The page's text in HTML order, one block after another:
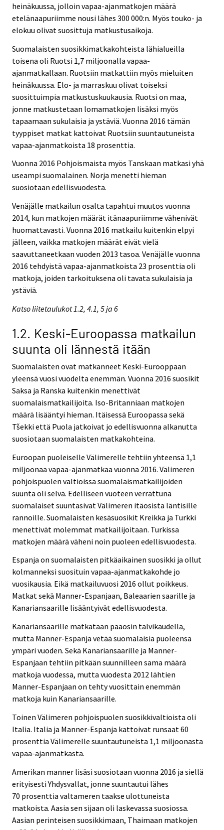
heinäkuussa, jolloin vapaa-ajanmatkojen määrä
etelänaapuriimme nousi lähes 300 000:n. Myös touko- ja
elokuu olivat suosittuja matkustusaikoja.
Suomalaisten suosikkimatkakohteista lähialueilla
toisena oli Ruotsi 1,7 miljoonalla vapaa-
ajanmatkallaan. Ruotsiin matkattiin myös mieluiten
heinäkuussa. Elo- ja marraskuu olivat toiseksi
suosittuimpia matkustuskuukausia. Ruotsi on maa,
jonne matkustetaan lomamatkojen lisäksi myös
tapaamaan sukulaisia ja ystäviä. Vuonna 2016 tämän
tyyppiset matkat kattoivat Ruotsiin suuntautuneista
vapaa-ajanmatkoista 18 prosenttia.
Vuonna 2016 Pohjoismaista myös Tanskaan matkasi yhä
useampi suomalainen. Norja menetti hieman
suosiotaan edellisvuodesta.
Venäjälle matkailun osalta tapahtui muutos vuonna
2014, kun matkojen määrät itänaapuriimme vähenivät
huomattavasti. Vuonna 2016 matkailu kuitenkin elpyi
jälleen, vaikka matkojen määrät eivät vielä
saavuttaneetkaan vuoden 2013 tasoa. Venäjälle vuonna
2016 tehdyistä vapaa-ajanmatkoista 23 prosenttia oli
matkoja, joiden tarkoituksena oli tavata sukulaisia ja
ystäviä.
Katso liitetaulukot 1.2, 4.1, 5 ja 6
1.2. Keski-Euroopassa matkailun
suunta oli lännestä itään
Suomalaisten ovat matkanneet Keski-Eurooppaan
yleensä vuosi vuodelta enemmän. Vuonna 2016 suosikit
Saksa ja Ranska kuitenkin menettivät
suomalaismatkailijoita. Iso-Britanniaan matkojen
määrä lisääntyi hieman. Itäisessä Euroopassa sekä
Tšekki että Puola jatkoivat jo edellisvuonna alkanutta
suosiotaan suomalaisten matkakohteina.
Euroopan puoleiselle Välimerelle tehtiin yhteensä 1,1
miljoonaa vapaa-ajanmatkaa vuonna 2016. Välimeren
pohjoispuolen valtioissa suomalaismatkailijoiden
suunta oli selvä. Edelliseen vuoteen verrattuna
suomalaiset suuntasivat Välimeren itäosista läntisille
rannoille. Suomalaisten kesäsuosikit Kreikka ja Turkki
menettivät molemmat matkailijoitaan. Turkissa
matkojen määrä väheni noin puoleen edellisvuodesta.
Espanja on suomalaisten pitkäaikainen suosikki ja ollut
kolmanneksi suosituin vapaa-ajanmatkakohde jo
vuosikausia. Eikä matkailuvuosi 2016 ollut poikkeus.
Matkat sekä Manner-Espanjaan, Baleaarien saarille ja
Kanariansaarille lisääntyivät edellisvuodesta.
Kanariansaarille matkataan pääosin talvikaudella,
mutta Manner-Espanja vetää suomalaisia puoleensa
ympäri vuoden. Sekä Kanariansaarille ja Manner-
Espanjaan tehtiin pitkään suunnilleen sama määrä
matkoja vuodessa, mutta vuodesta 2012 lähtien
Manner-Espanjaan on tehty vuosittain enemmän
matkoja kuin Kanariansaarille.
Toinen Välimeren pohjoispuolen suosikkivaltioista oli
Italia. Italia ja Manner-Espanja kattoivat runsaat 60
prosenttia Välimerelle suuntautuneista 1,1 miljoonasta
vapaa-ajanmatkasta.
Amerikan manner lisäsi suosiotaan vuonna 2016 ja siellä
erityisesti Yhdysvallat, jonne suuntautui lähes
70 prosenttia valtameren taakse ulottuneista
matkoista. Aasia sen sijaan oli laskevassa suosiossa.
Aasian perinteisen suosikkimaan, Thaimaan matkojen